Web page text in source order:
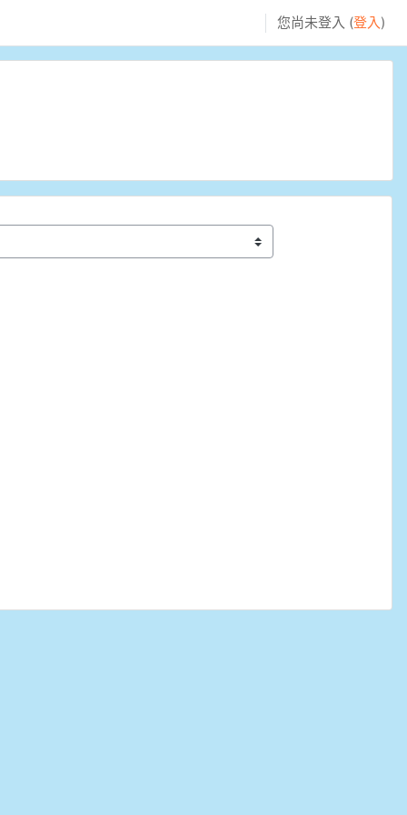
您尚未登入 (登入)